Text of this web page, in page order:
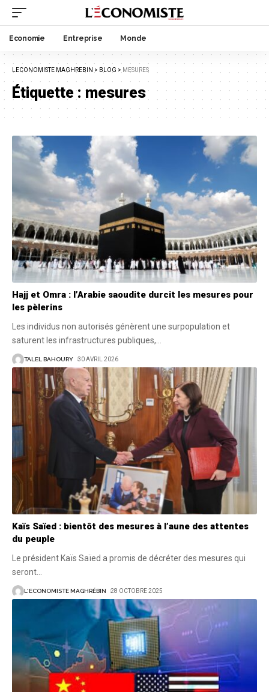
Economie Entreprise Monde
LECONOMISTE MAGHREBIN > BLOG > MESURES
Étiquette :mesures
Hajj et Omra : l’Arabie saoudite durcit les mesures pour
les pèlerins
Les individus non autorisés génèrent une surpopulation et
saturent les infrastructures publiques,
TALEL BAHOURY 30 AVRIL 2026
Kaïs Saïed : bientôt des mesures à l’aune des attentes
du peuple
Le président Kaïs Saïed a promis de décréter des mesures qui
seront
L'ECONOMISTE MAGHRÉBIN 28 OCTOBRE 2025